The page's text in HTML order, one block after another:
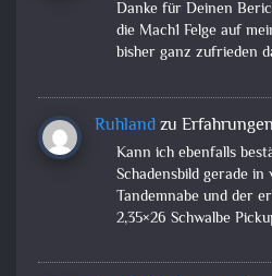
Danke für Deinen
die Mach1 Felge auf
bisher ganz zufrieden
Ruhlandzu
Kann ich ebenfalls
Schadensbild gerade
Tandemnabe und der
2,35×26 Schwalbe